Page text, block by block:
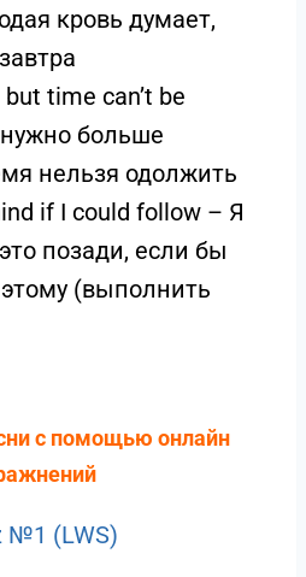
кровь думает,
time can’t be
больше
нельзя одолжить
if I could follow – Я
позади, если бы
(выполнить
с помощью онлайн
№1 (LWS)